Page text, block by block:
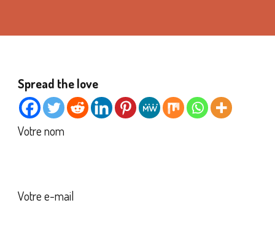
Spread the love
Votre nom
Votre e-mail